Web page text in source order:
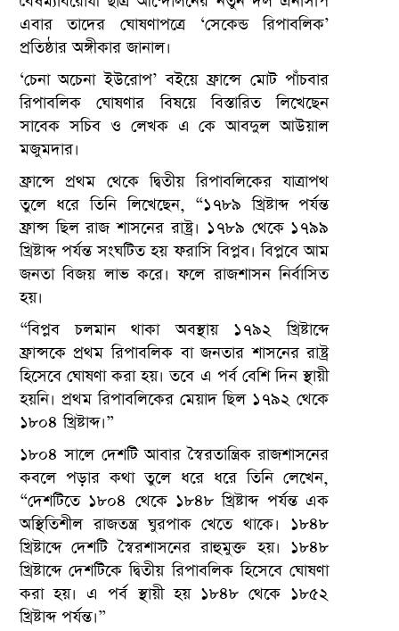
এবার তাদের ঘোষণাপত্রে ‘সেকেন্ড রিপাবলিক’
প্রতিষ্ঠার অঙ্গীকার জানাল।
‘চেনা অচেনা ইউরোপ’ বইয়ে ফ্রান্সে মোট পাঁচবার
রিপাবলিক ঘোষণার বিষয়ে বিস্তারিত লিখেছেন
সাবেক সচিব ও লেখক এ কে আবদুল আউয়াল
মজুমদার।
ফ্রান্সে প্রথম থেকে দ্বিতীয় রিপাবলিকের যাত্রাপথ
তুলে ধরে তিনি লিখেছেন, “১৭৮৯ খ্রিষ্টাব্দ পর্যন্ত
ফ্রান্স ছিল রাজ শাসনের রাষ্ট্র। ১৭৮৯ থেকে ১৭৯৯
খ্রিষ্টাব্দ পর্যন্ত সংঘটিত হয় ফরাসি বিপ্লব। বিপ্লবে আম
জনতা বিজয় লাভ করে। ফলে রাজশাসন নির্বাসিত
হয়।
“বিপ্লব চলমান থাকা অবস্থায় ১৭৯২ খ্রিষ্টাব্দে
ফ্রান্সকে প্রথম রিপাবলিক বা জনতার শাসনের রাষ্ট্র
হিসেবে ঘোষণা করা হয়। তবে এ পর্ব বেশি দিন স্থায়ী
হয়নি। প্রথম রিপাবলিকের মেয়াদ ছিল ১৭৯২ থেকে
১৮০৪ খ্রিষ্টাব্দ।”
১৮০৪ সালে দেশটি আবার স্বৈরতান্ত্রিক রাজশাসনের
কবলে পড়ার কথা তুলে ধরে ধরে তিনি লেখেন,
“দেশটিতে ১৮০৪ থেকে ১৮৪৮ খ্রিষ্টাব্দ পর্যন্ত এক
অস্থিতিশীল রাজতন্ত্র ঘুরপাক খেতে থাকে। ১৮৪৮
খ্রিষ্টাব্দে দেশটি স্বৈরশাসনের রাহুমুক্ত হয়। ১৮৪৮
খ্রিষ্টাব্দে দেশটিকে দ্বিতীয় রিপাবলিক হিসেবে ঘোষণা
করা হয়। এ পর্ব স্থায়ী হয় ১৮৪৮ থেকে ১৮৫২
খ্রিষ্টাব্দ পর্যন্ত।”